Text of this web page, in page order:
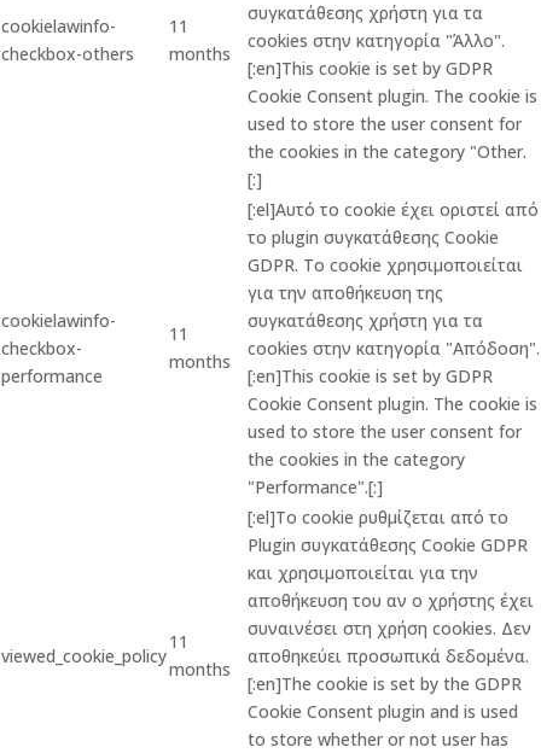
cookielawinfo-
checkbox-others
11
months
συγκατάθεσης χρήστη για τα
cookies στην κατηγορία "Άλλο".
[:en]This cookie is set by GDPR
Cookie Consent plugin. The cookie is
used to store the user consent for
the cookies in the category "Other.
[:]
cookielawinfo-
checkbox-
performance
11
months
[:el]Αυτό το cookie έχει οριστεί από
το plugin συγκατάθεσης Cookie
GDPR. Το cookie χρησιμοποιείται
για την αποθήκευση της
συγκατάθεσης χρήστη για τα
cookies στην κατηγορία "Απόδοση".
[:en]This cookie is set by GDPR
Cookie Consent plugin. The cookie is
used to store the user consent for
the cookies in the category
"Performance".[:]
viewed_cookie_policy
11
months
[:el]Το cookie ρυθμίζεται από το
Plugin συγκατάθεσης Cookie GDPR
και χρησιμοποιείται για την
αποθήκευση του αν ο χρήστης έχει
συναινέσει στη χρήση cookies. Δεν
αποθηκεύει προσωπικά δεδομένα.
[:en]The cookie is set by the GDPR
Cookie Consent plugin and is used
to store whether or not user has